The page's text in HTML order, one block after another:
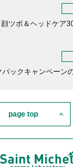
顔ツボ＆ヘッドケア
バックキャンペーン
page top